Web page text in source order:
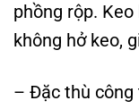
phồng rộp.
không hở keo,
– Đặc thù